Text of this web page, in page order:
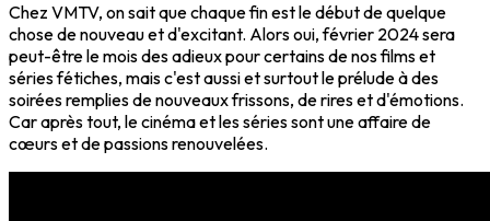
Chez VMTV, on sait que chaque fin est le début de quelque
chose de nouveau et d'excitant. Alors oui, février 2024 sera
peut-être le mois des adieux pour certains de nos films et
séries fétiches, mais c'est aussi et surtout le prélude à des
soirées remplies de nouveaux frissons, de rires et d'émotions.
Car après tout, le cinéma et les séries sont une affaire de
cœurs et de passions renouvelées.